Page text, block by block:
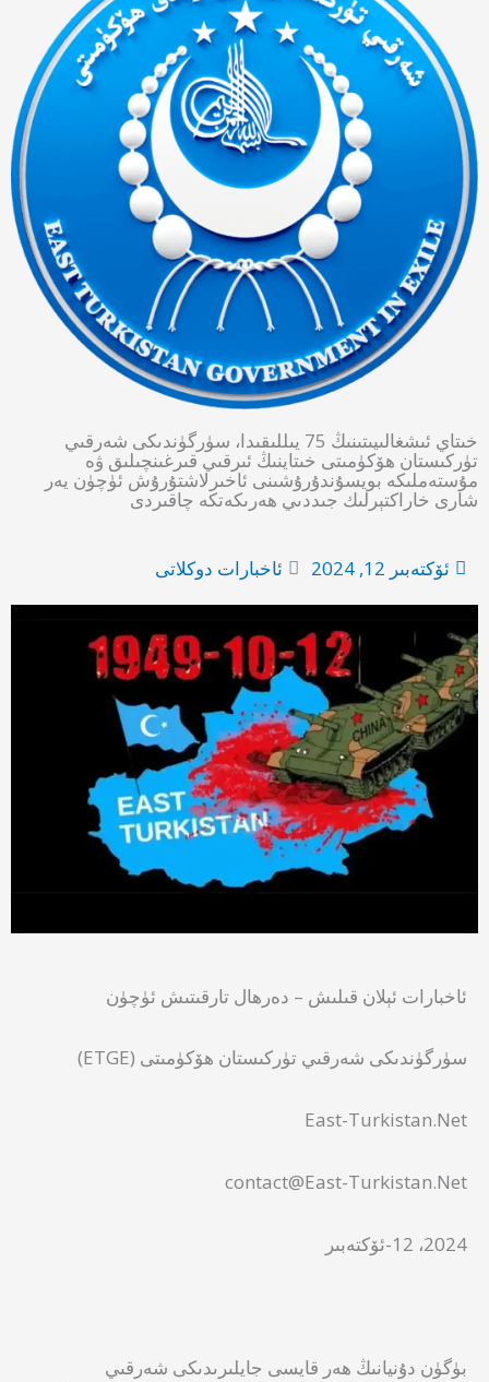
خىتاي ئىشغالىيىتىنىڭ 75 يىللىقىدا، سۈرگۈندىكى شەرقىي
تۈركىستان ھۆكۈمىتى خىتاينىڭ ئىرقىي قىرغىنچىلىق ۋە
مۇستەملىكە بويسۇندۇرۇشىنى ئاخىرلاشتۇرۇش ئۈچۈن يەر
شارى خاراكتېرلىك جىددىي ھەرىكەتكە چاقىردى
ئۆكتەبىر 12, 2024 ئاخبارات دوكلاتى
ئاخبارات ئېلان قىلىش – دەرھال تارقىتىش ئۈچۈن
سۈرگۈندىكى شەرقىي تۈركىستان ھۆكۈمىتى (ETGE)
East-Turkistan.Net
contact@East-Turkistan.Net
2024، 12-ئۆكتەبىر
بۈگۈن دۇنيانىڭ ھەر قايسى جايلىرىدىكى شەرقىي